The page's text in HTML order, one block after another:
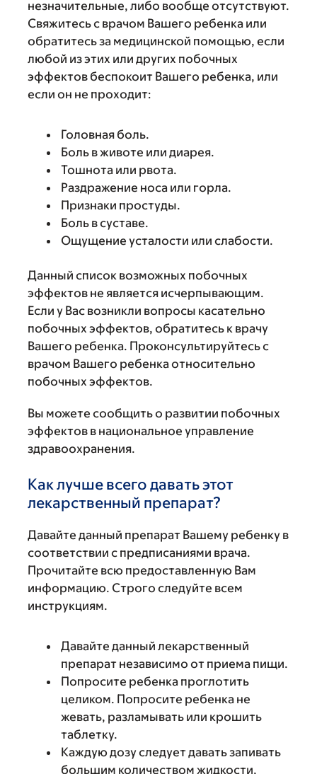
незначительные, либо вообще отсутствуют.
Свяжитесь с врачом Вашего ребенка или
обратитесь за медицинской помощью, если
любой из этих или других побочных
эффектов беспокоит Вашего ребенка, или
если он не проходит:
Головная боль.
Боль в животе или диарея.
Тошнота или рвота.
Раздражение носа или горла.
Признаки простуды.
Боль в суставе.
Ощущение усталости или слабости.
Данный список возможных побочных
эффектов не является исчерпывающим.
Если у Вас возникли вопросы касательно
побочных эффектов, обратитесь к врачу
Вашего ребенка. Проконсультируйтесь с
врачом Вашего ребенка относительно
побочных эффектов.
Вы можете сообщить о развитии побочных
эффектов в национальное управление
здравоохранения.
Как лучше всего давать этот
лекарственный препарат?
Давайте данный препарат Вашему ребенку в
соответствии с предписаниями врача.
Прочитайте всю предоставленную Вам
информацию. Строго следуйте всем
инструкциям.
Давайте данный лекарственный
препарат независимо от приема пищи.
Попросите ребенка проглотить
целиком. Попросите ребенка не
жевать, разламывать или крошить
таблетку.
Каждую дозу следует давать запивать
большим количеством жидкости,